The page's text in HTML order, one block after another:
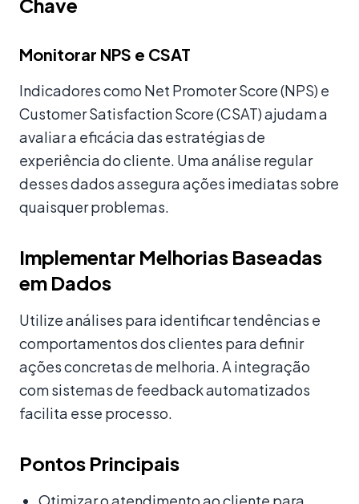
Chave
Monitorar NPS e CSAT
Indicadores como Net Promoter Score (NPS) e
Customer Satisfaction Score (CSAT) ajudam a
avaliar a eficácia das estratégias de
experiência do cliente. Uma análise regular
desses dados assegura ações imediatas sobre
quaisquer problemas.
Implementar Melhorias Baseadas
em Dados
Utilize análises para identificar tendências e
comportamentos dos clientes para definir
ações concretas de melhoria. A integração
com sistemas de feedback automatizados
facilita esse processo.
Pontos Principais